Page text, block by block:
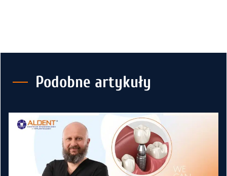
Podobne artykuły